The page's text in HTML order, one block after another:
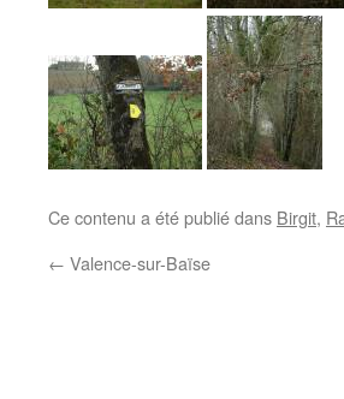
Ce contenu a été publié dans Birgit,
← Valence-sur-Baïse